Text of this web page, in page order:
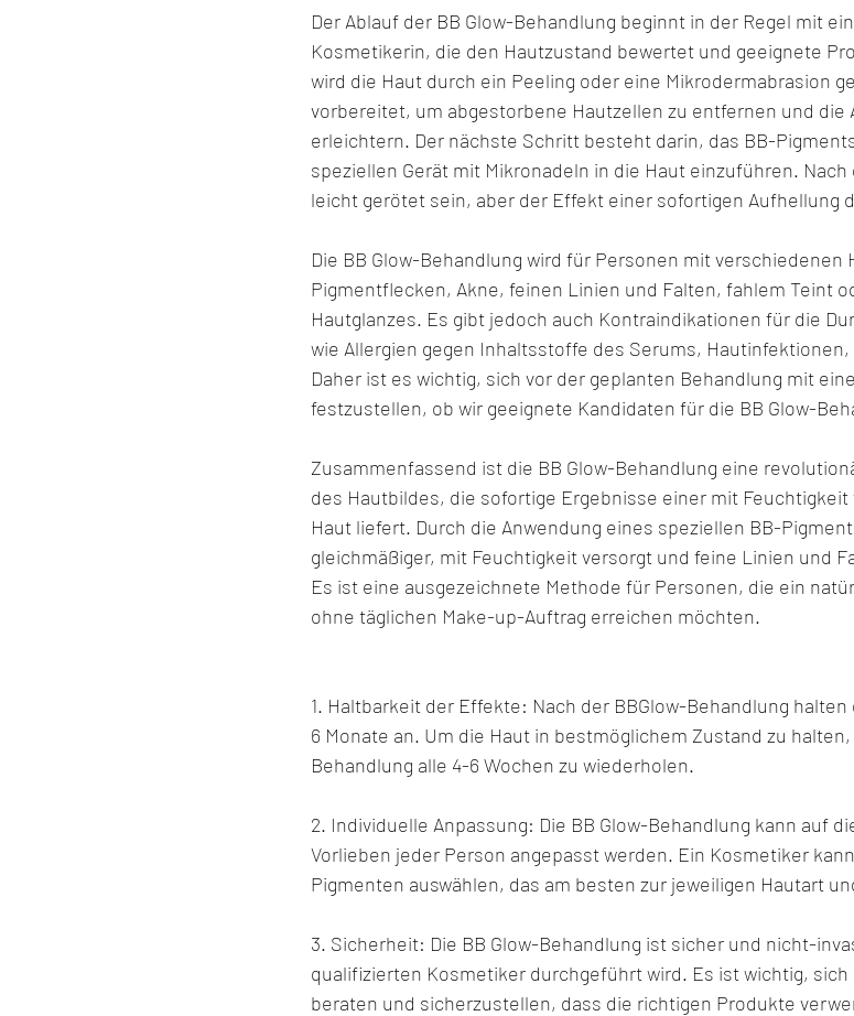
Der Ablauf der BB Glow-Behandlung beginnt in der Regel mit
Kosmetikerin, die den Hautzustand bewertet und geeignete
wird die Haut durch ein Peeling oder eine Mikrodermabrasion
vorbereitet, um abgestorbene Hautzellen zu entfernen und die
erleichtern. Der nächste Schritt besteht darin, das BB-
speziellen Gerät mit Mikronadeln in die Haut einzuführen.
leicht gerötet sein, aber der Effekt einer sofortigen Aufhellung
Die BB Glow-Behandlung wird für Personen mit
Pigmentflecken, Akne, feinen Linien und Falten, fahlem Teint
Hautglanzes. Es gibt jedoch auch Kontraindikationen für die
wie Allergien gegen Inhaltsstoffe des Serums,
Daher ist es wichtig, sich vor der geplanten Behandlung mit
festzustellen, ob wir geeignete Kandidaten für die BB Glow-
Zusammenfassend ist die BB Glow-Behandlung eine
des Hautbildes, die sofortige Ergebnisse einer mit
Haut liefert. Durch die Anwendung eines speziellen BB-
gleichmäßiger, mit Feuchtigkeit versorgt und feine Linien und
Es ist eine ausgezeichnete Methode für Personen, die ein
ohne täglichen Make-up-Auftrag erreichen möchten.
1. Haltbarkeit der Effekte: Nach der BBGlow-Behandlung
6 Monate an. Um die Haut in bestmöglichem Zustand zu
Behandlung alle 4-6 Wochen zu wiederholen.
2. Individuelle Anpassung: Die BB Glow-Behandlung kann auf
Vorlieben jeder Person angepasst werden. Ein Kosmetiker
Pigmenten auswählen, das am besten zur jeweiligen Hautart
3. Sicherheit: Die BB Glow-Behandlung ist sicher und nicht-
qualifizierten Kosmetiker durchgeführt wird. Es ist wichtig, sich
beraten und sicherzustellen, dass die richtigen Produkte